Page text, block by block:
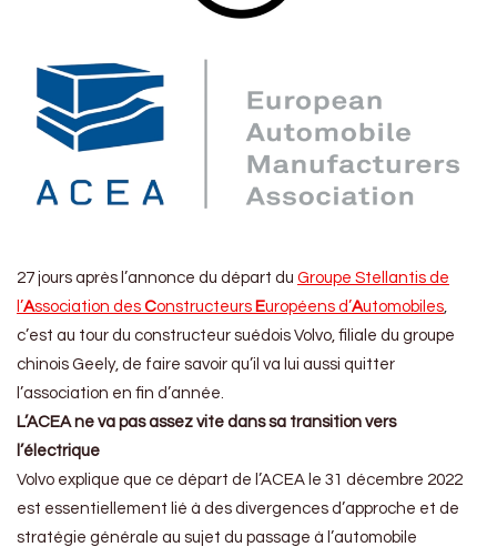
27 jours après l’annonce du départ du Groupe Stellantis de
l’Association des Constructeurs Européens d’Automobiles,
c’est au tour du constructeur suédois Volvo, filiale du groupe
chinois Geely, de faire savoir qu’il va lui aussi quitter
l’association en fin d’année.
L’ACEA ne va pas assez vite dans sa transition vers
l’électrique
Volvo explique que ce départ de l’ACEA le 31 décembre 2022
est essentiellement lié à des divergences d’approche et de
stratégie générale au sujet du passage à l’automobile